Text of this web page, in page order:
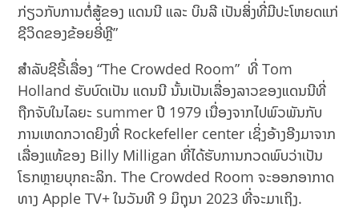
ກ່ຽວກັບການຕໍ່ສູ້ຂອງ ແດນນີ ແລະ ບິນລີ ເປັນສິ່ງທີ່ມີປະໂຫຍດແກ່
ຊີວິດຂອງຂ້ອຍອີ່ຫຼີ”
ສຳລັບຊີຣີ້ເລື່ອງ “The Crowded Room” ທີ່ Tom
Holland ຮັບບົດເປັນ ແດນນີ ນັ້ນເປັນເລື່ອງລາວຂອງແດນນີທີ່
ຖືກຈັບໃນໄລຍະ summer ປີ 1979 ເນື່ອງຈາກໄປພົວພັນກັບ
ການເຫດກວາດຍິງທີ່ Rockefeller center ເຊິ່ງອ້າງອີງມາຈາກ
ເລື່ອງແທ້ຂອງ Billy Milligan ທີ່ໄດ້ຮັບການກວດພົບວ່າເປັນ
ໂຣກຫຼາຍບຸກຄະລິກ. The Crowded Room ຈະອອກອາກາດ
ທາງ Apple TV+ ໃນວັນທີ 9​ ມິຖຸນາ 2023 ທີ່ຈະມາເຖິງ.